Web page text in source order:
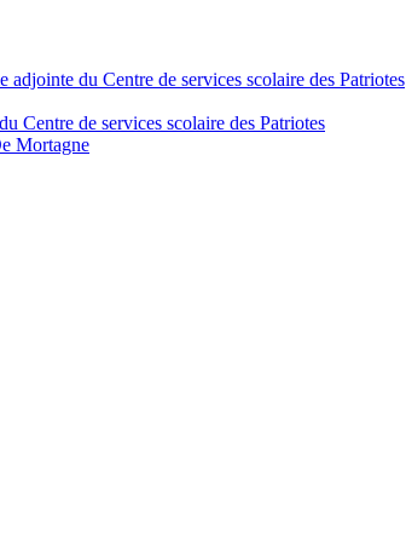
du Centre de services scolaire des Patriotes
Centre de services scolaire des Patriotes
Mortagne